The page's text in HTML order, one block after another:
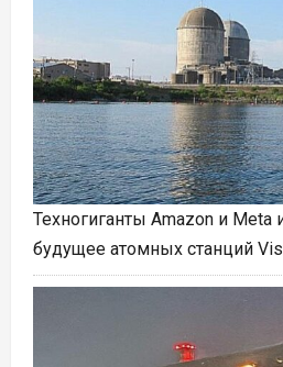
Техногиганты Amazon и Meta
будущее атомных станций